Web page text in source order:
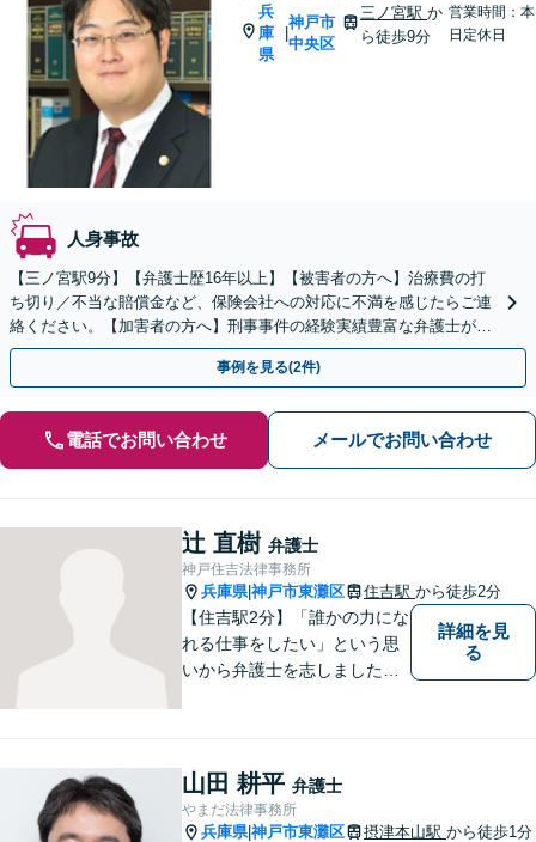
兵
庫
県
神戸市
中央区
三ノ宮駅か
ら徒歩9分
営業時間：本
日定休日
人身事故
【三ノ宮駅9分】【弁護士歴16年以上】【被害者の方へ】治療費の打
ち切り／不当な賠償金など、保険会社への対応に不満を感じたらご連
絡ください。【加害者の方へ】刑事事件の経験実績豊富な弁護士が石
鹸から裁判までサポートします。【初回相談無料】
事例を見る(2件)
電話でお問い合わせ メールでお問い合わせ
辻 直樹 弁護士
神戸住吉法律事務所
兵庫県|神戸市東灘区 住吉駅 から徒歩2分
【住吉駅2分】「誰かの力にな
れる仕事をしたい」という思
いから弁護士を志しました。
うぞ一人で抱え込まず、お気
軽にご相談ください。
詳細を見
る
山田 耕平 弁護士
やまだ法律事務所
兵庫県|神戸市東灘区 摂津本山駅 から徒歩1分